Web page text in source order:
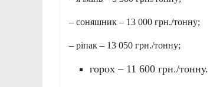
– соняшник – 13 000 грн./тонну;
– ріпак – 13 050 грн./тонну;
горох – 11 600 грн./тонну.